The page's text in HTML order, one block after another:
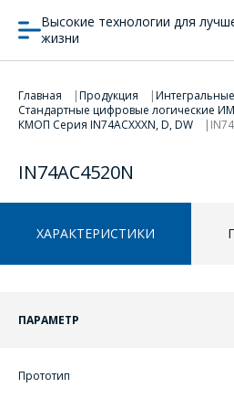
Высокие технологии для
жизни
Главная Продукция
Стандартные цифровые логические
КМОП Серия IN74АCXXXN, D, DW
IN74AC4520N
ХАРАКТЕРИСТИКИ
ПАРАМЕТР
Прототип
ПЕРЕЙТИ В КОРЗИНУ
ПРОДОЛЖИТЬ ПОКУПКИ
Форма